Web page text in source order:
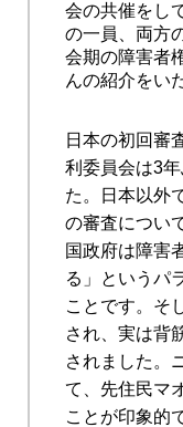
会の共催をし
の一員、両方
会期の障害者
んの紹介をい
日本の初回審
利委員会は3
た。日本以外
の審査につい
国政府は障害
る」というパ
ことです。そ
され、実は背
されました。
て、先住民マ
ことが印象的